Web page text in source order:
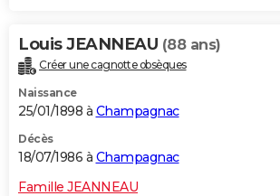
Louis JEANNEAU (88 ans)
Créer une cagnotte obsèques
Naissance
25/01/1898 à Champagnac
Décès
18/07/1986 à Champagnac
Famille JEANNEAU